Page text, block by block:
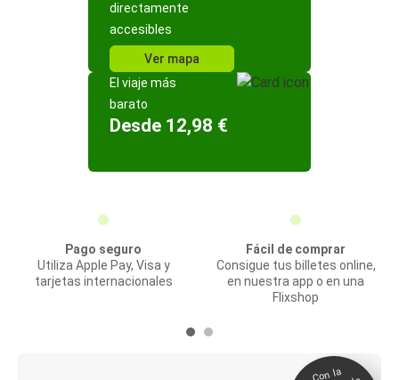
directamente
accesibles
Ver mapa
El viaje más
barato
Desde 12,98 €
Pago seguro
Utiliza Apple Pay, Visa y
tarjetas internacionales
Fácil de comprar
Consigue tus billetes online,
en nuestra app o en una
Flixshop
Con la